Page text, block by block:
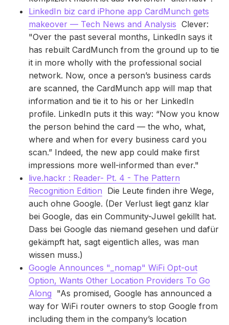
LinkedIn biz card iPhone app CardMunch gets
makeover — Tech News and Analysis Clever:
"Over the past several months, LinkedIn says it
has rebuilt CardMunch from the ground up to tie
it in more wholly with the professional social
network. Now, once a person’s business cards
are scanned, the CardMunch app will map that
information and tie it to his or her LinkedIn
profile. LinkedIn puts it this way: “Now you know
the person behind the card — the who, what,
where and when for every business card you
scan.” Indeed, the new app could make first
impressions more well-informed than ever."
live.hackr : Reader- Pt. 4 - The Pattern
Recognition Edition Die Leute finden ihre Wege,
auch ohne Google. (Der Verlust liegt ganz klar
bei Google, das ein Community-Juwel gekillt hat.
Dass bei Google das niemand gesehen und dafür
gekämpft hat, sagt eigentlich alles, was man
wissen muss.)
Google Announces "_nomap" WiFi Opt-out
Option, Wants Other Location Providers To Go
Along "As promised, Google has announced a
way for WiFi router owners to stop Google from
including them in the company’s location